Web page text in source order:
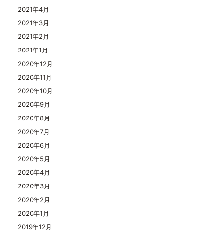
2021年4月
2021年3月
2021年2月
2021年1月
2020年12月
2020年11月
2020年10月
2020年9月
2020年8月
2020年7月
2020年6月
2020年5月
2020年4月
2020年3月
2020年2月
2020年1月
2019年12月